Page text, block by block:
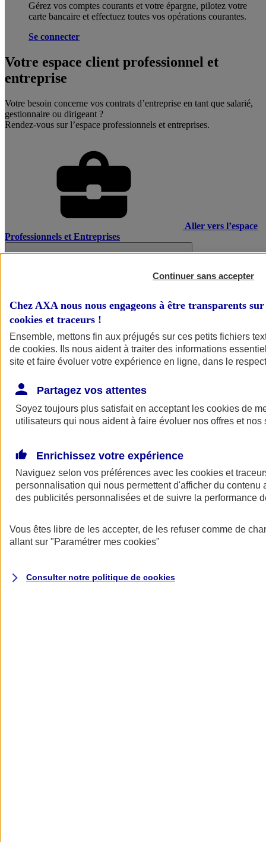
Gérez vos comptes courants et votre épargne, pilotez votre
carte bancaire et effectuez toutes vos opérations courantes.
Se connecter
Votre espace client professionnel et
entreprise
Votre besoin concerne vos contrats d’entreprise en tant que salarié,
gestionnaire ou dirigeant ?
Rendez-vous sur l’espace professionnels et entreprises.
Aller vers l’espace
Professionnels et Entreprises
AXA Assurance
Continuer sans accepter
Chez AXA nous nous engageons à être transparents
cookies et traceurs !
Ensemble, mettons fin aux préjugés sur ces petits fichiers
de cookies. Ils nous aident à traiter des informations
site et faire évoluer votre expérience en ligne, dans le
Partagez vos attentes
Soyez toujours plus satisfait en acceptant les cookies de
utilisateurs qui nous aident à faire évoluer nos offres et nos
Enrichissez votre expérience
Naviguez selon vos préférences avec les cookies et
personnalisation qui nous permettent d'afficher du contenu
des publicités personnalisées et de suivre la performance
Vous êtes libre de les accepter, de les refuser comme de
allant sur "Paramétrer mes cookies"
Consulter notre politique de cookies